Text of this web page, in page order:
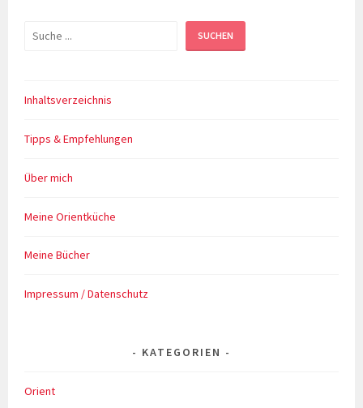
Suchen SUCHEN
Inhaltsverzeichnis
Tipps & Empfehlungen
Über mich
Meine Orientküche
Meine Bücher
Impressum / Datenschutz
KATEGORIEN
Orient